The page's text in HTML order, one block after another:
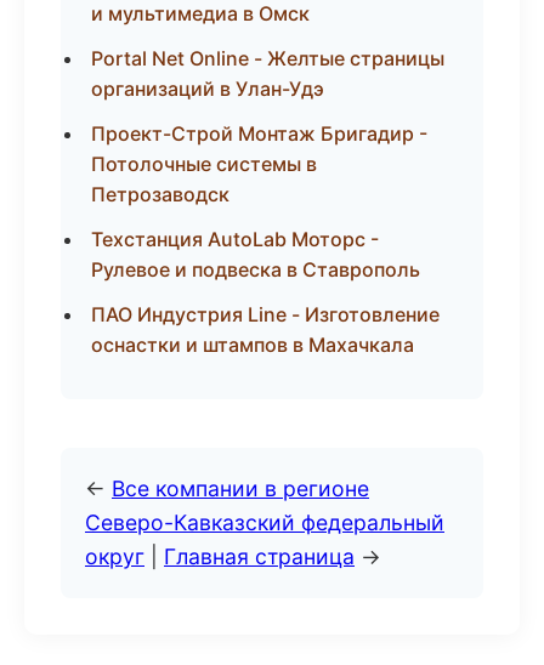
и мультимедиа в Омск
Portal Net Online - Желтые страницы
организаций в Улан-Удэ
Проект-Строй Монтаж Бригадир -
Потолочные системы в
Петрозаводск
Техстанция AutoLab Моторс -
Рулевое и подвеска в Ставрополь
ПАО Индустрия Line - Изготовление
оснастки и штампов в Махачкала
← Все компании в регионе
Северо-Кавказский федеральный
округ
Главная страница →